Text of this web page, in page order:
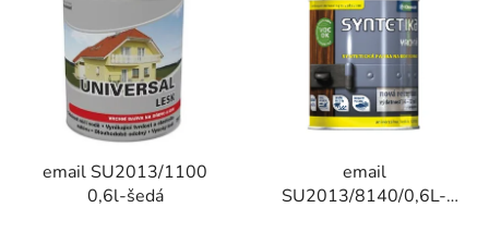
email SU2013/1100
0,6l-šedá
email
SU2013/8140/0,6L-